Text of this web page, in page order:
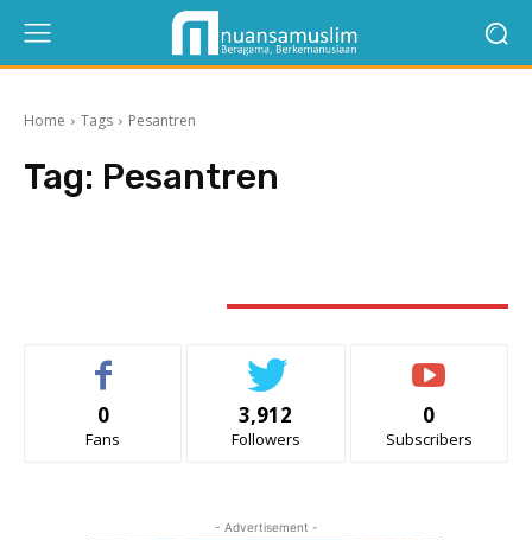
Home Tags Pesantren
Tag: Pesantren
0
Fans
3,912
Followers
0
Subscribers
- Advertisement -